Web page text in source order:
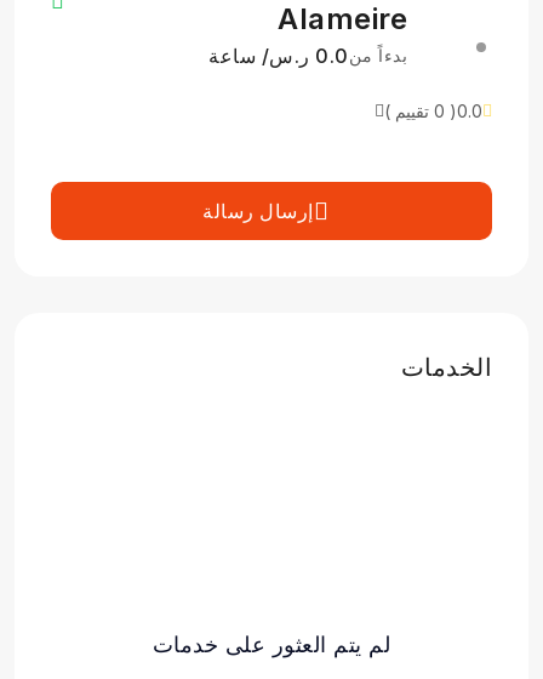
Alameire
بدءاً من0.0 ر.س/ ساعة
0.0( 0 تقييم )
إرسال رسالة
الخدمات
لم يتم العثور على خدمات